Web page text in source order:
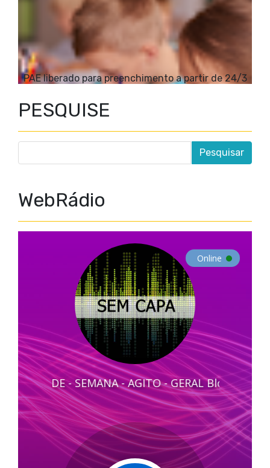
PAE liberado para preenchimento a partir de 24/3
PESQUISE
WebRádio